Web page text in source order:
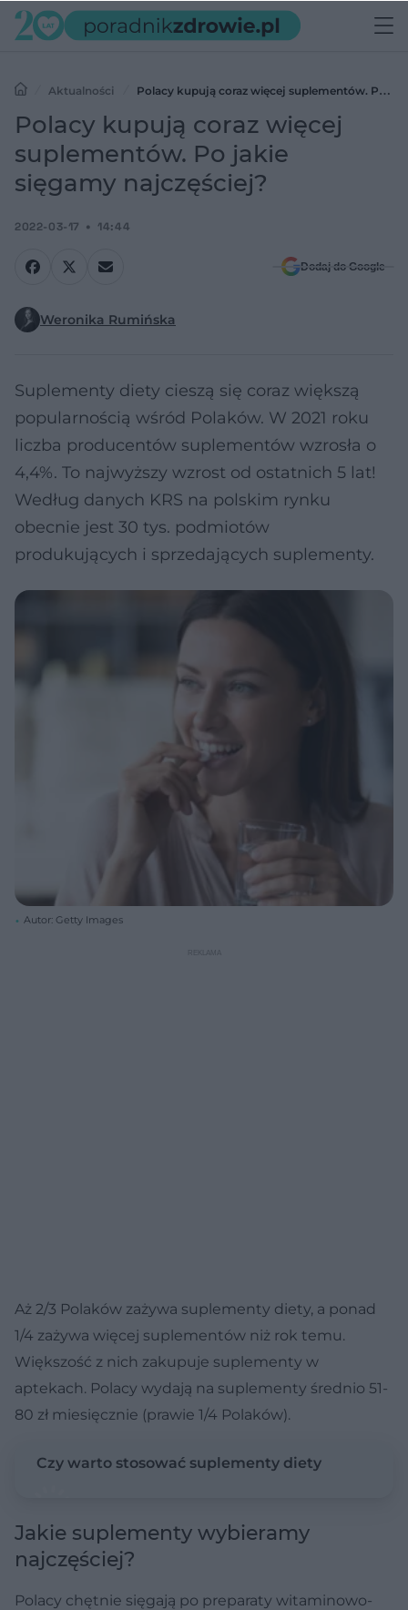
Aktualności
Polacy kupują coraz więcej suplementów. Po
jakie sięgamy najczęściej?
Polacy kupują coraz więcej
suplementów. Po jakie
sięgamy najczęściej?
2022-03-17 14:44
Dodaj do Google
Weronika Rumińska
Suplementy diety cieszą się coraz większą
popularnością wśród Polaków. W 2021 roku
liczba producentów suplementów wzrosła o
4,4%. To najwyższy wzrost od ostatnich 5 lat!
Według danych KRS na polskim rynku
obecnie jest 30 tys. podmiotów
produkujących i sprzedających suplementy.
Autor: Getty Images
Aż 2/3 Polaków zażywa suplementy diety, a ponad
1/4 zażywa więcej suplementów niż rok temu.
Większość z nich zakupuje suplementy w
aptekach. Polacy wydają na suplementy średnio 51-
80 zł miesięcznie (prawie 1/4 Polaków).
Czy warto stosować suplementy diety
Jakie suplementy wybieramy
najczęściej?
Polacy chętnie sięgają po preparaty witaminowo-